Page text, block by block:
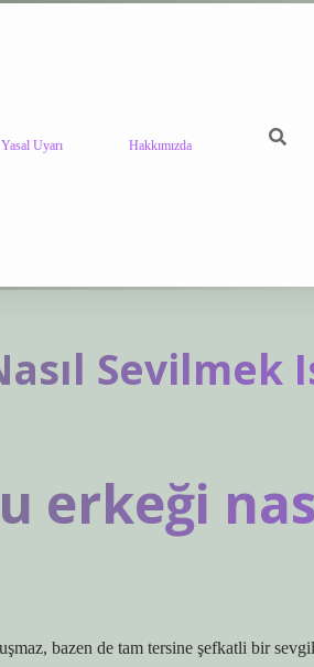
Yasal Uyarı Hakkımızda
Sevilmek
erkeği
bazen de tam tersine şefkatli bir